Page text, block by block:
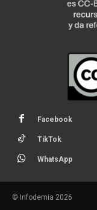
Facebook
TikTok
WhatsApp
© Infodemia 2026